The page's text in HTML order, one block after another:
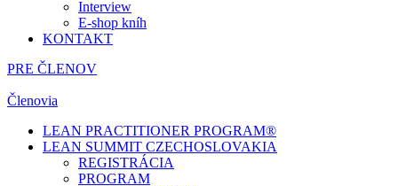
Interview
E-shop kníh
KONTAKT
PRE ČLENOV
Členovia
LEAN PRACTITIONER PROGRAM®
LEAN SUMMIT CZECHOSLOVAKIA
REGISTRÁCIA
PROGRAM